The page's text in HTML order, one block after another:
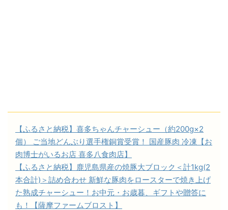
【ふるさと納税】喜多ちゃんチャーシュー（約200g×2
個） ご当地どんぶり選手権銅賞受賞！ 国産豚肉 冷凍【お
肉博士がいるお店 喜多八食肉店】
【ふるさと納税】鹿児島県産の焼豚大ブロック＜計1kg(2
本合計)＞詰め合わせ 新鮮な豚肉をロースターで焼き上げ
た熟成チャーシュー！お中元・お歳暮、ギフトや贈答に
も！【薩摩ファームブロスト】